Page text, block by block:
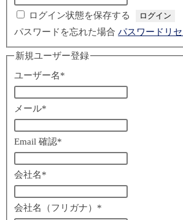
ログイン状態を保存する
パスワードを忘れた場合パスワードリセ
新規ユーザー登録
ユーザー名*
メール*
Email 確認*
会社名*
会社名（フリガナ） *